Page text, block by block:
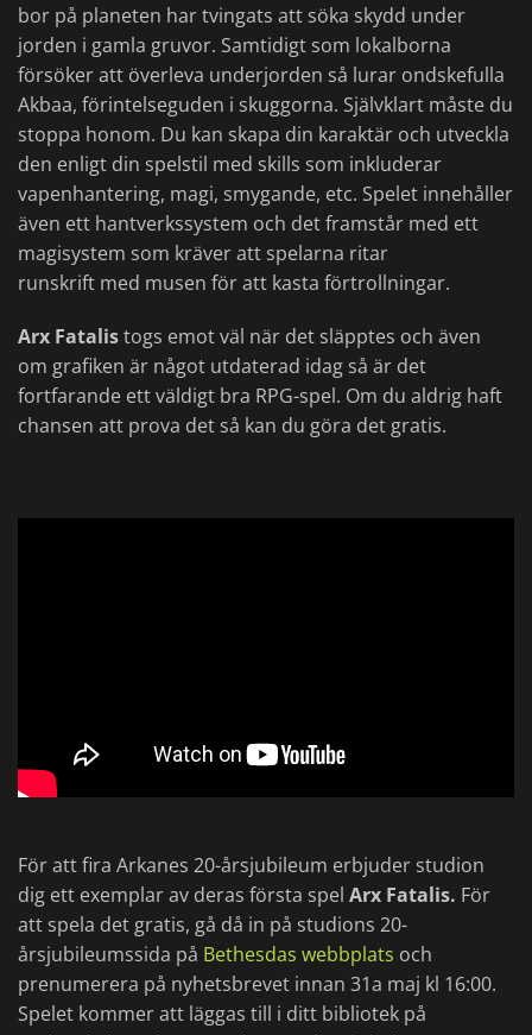
bor på planeten har tvingats att söka skydd under
jorden i gamla gruvor. Samtidigt som lokalborna
försöker att överleva underjorden så lurar ondskefulla
Akbaa, förintelseguden i skuggorna. Självklart måste du
stoppa honom. Du kan skapa din karaktär och utveckla
den enligt din spelstil med skills som inkluderar
vapenhantering, magi, smygande, etc. Spelet innehåller
även ett hantverkssystem och det framstår med ett
magisystem som kräver att spelarna ritar
runskrift med musen för att kasta förtrollningar.
Arx Fatalistogs emot väl när det släpptes och även
om grafiken är något utdaterad idag så är det
fortfarande ett väldigt bra RPG-spel. Om du aldrig haft
chansen att prova det så kan du göra det gratis.
För att fira Arkanes 20-årsjubileum erbjuder studion
dig ett exemplar av deras första spel Arx Fatalis. För
att spela det gratis, gå då in på studions 20-
årsjubileumssida på Bethesdas webbplats och
prenumerera på nyhetsbrevet innan 31a maj kl 16:00.
Spelet kommer att läggas till i ditt bibliotek på